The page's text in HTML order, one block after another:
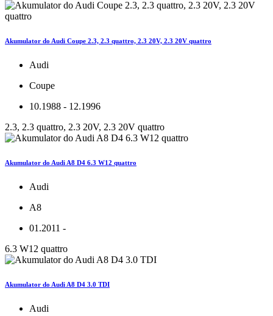
Akumulator do Audi Coupe 2.3, 2.3 quattro, 2.3 20V, 2.3 20V quattro
Audi
Coupe
10.1988 - 12.1996
2.3, 2.3 quattro, 2.3 20V, 2.3 20V quattro
Akumulator do Audi A8 D4 6.3 W12 quattro
Audi
A8
01.2011 -
6.3 W12 quattro
Akumulator do Audi A8 D4 3.0 TDI
Audi